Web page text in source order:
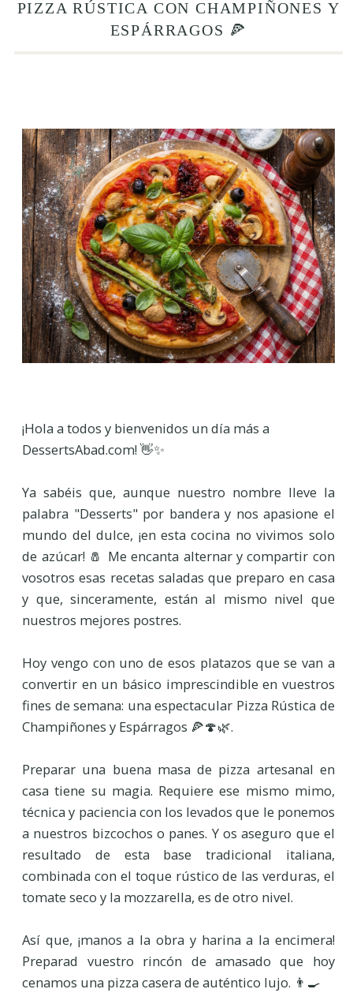
PIZZA RÚSTICA CON CHAMPIÑONES Y
ESPÁRRAGOS 🍕
¡Hola a todos y bienvenidos un día más a
DessertsAbad.com! 👋✨
Ya sabéis que, aunque nuestro nombre lleve la
palabra "Desserts" por bandera y nos apasione el
mundo del dulce, ¡en esta cocina no vivimos solo
de azúcar! 🧂 Me encanta alternar y compartir con
vosotros esas recetas saladas que preparo en casa
y que, sinceramente, están al mismo nivel que
nuestros mejores postres.
Hoy vengo con uno de esos platazos que se van a
convertir en un básico imprescindible en vuestros
fines de semana: una espectacular Pizza Rústica de
Champiñones y Espárragos 🍕🍄🌿.
Preparar una buena masa de pizza artesanal en
casa tiene su magia. Requiere ese mismo mimo,
técnica y paciencia con los levados que le ponemos
a nuestros bizcochos o panes. Y os aseguro que el
resultado de esta base tradicional italiana,
combinada con el toque rústico de las verduras, el
tomate seco y la mozzarella, es de otro nivel.
Así que, ¡manos a la obra y harina a la encimera!
Preparad vuestro rincón de amasado que hoy
cenamos una pizza casera de auténtico lujo. 👨‍🍳